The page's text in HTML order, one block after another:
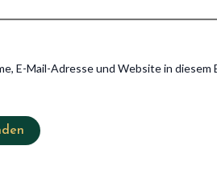
E-Mail-Adresse und Website in